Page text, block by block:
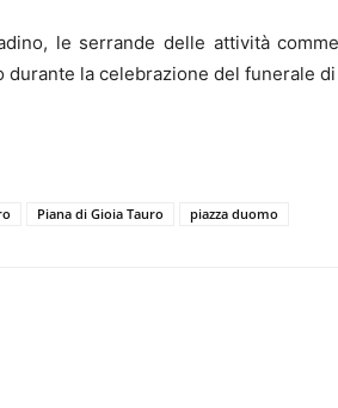
le serrande delle attività
la celebrazione del funerale di
Piana di Gioia Tauro piazza duomo